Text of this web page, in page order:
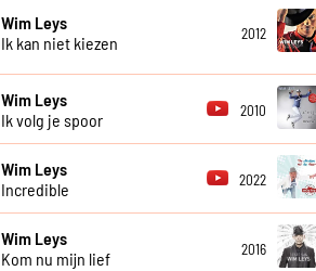
Wim Leys
Ik kan niet kiezen
2012
Wim Leys
Ik volg je spoor
2010
Wim Leys
Incredible
2022
Wim Leys
Kom nu mijn lief
2016